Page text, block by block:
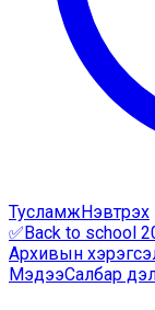
Тусламж Нэвтрэх
✅Back to school
Архивын
МэдээСалбар